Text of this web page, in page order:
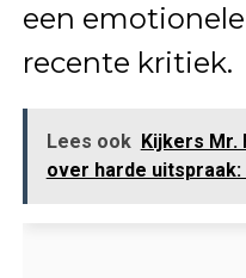
een
recente kritiek.
Lees ook Kijkers Mr.
over harde uitspraak: